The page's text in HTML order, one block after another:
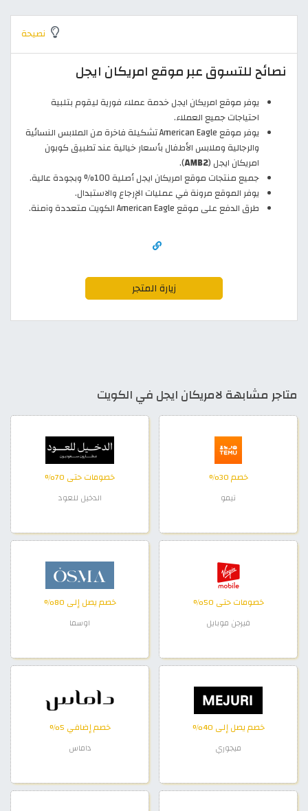
نصيحة
نصائح للتسوق عبر موقع امريكان ايجل
يوفر موقع امريكان ايجل خدمة عملاء فورية ليقوم بتلبية
احتياجات جميع العملاء.
يوفر موقع American Eagle تشكيلة فاخرة من الملابس النسائية
والرجالية وملابس الأطفال بأسعار خيالية عند تطبيق كوبون
امريكان ايجل (AMB2
).
جميع منتجات موقع امريكان ايجل أصلية 100% وبجودة عالية.
يوفر الموقع مرونة في عمليات الإرجاع والاستبدال.
طرق الدفع على موقع American Eagle الكويت متعددة وآمنة.
زيارة المتجر
متاجر مشابهة لامريكان ايجل في الكويت
خصم 30%
تيمو
خصومات حتى 70%
الدخيل للعود
خصومات حتى 50%
فيرجن موبايل
خصم يصل إلى 80%
اوسما
خصم يصل إلى 40%
ميجوري
خصم إضافي 5%
داماس